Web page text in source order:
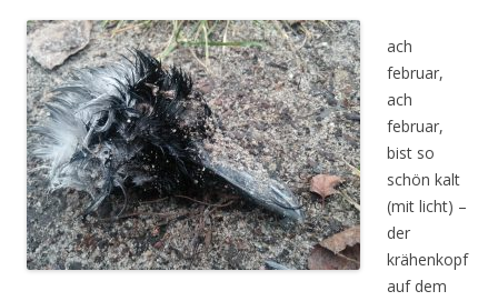
ach
februar,
ach
februar,
bist so
schön kalt
(mit licht) –
der
krähenkopf
auf dem